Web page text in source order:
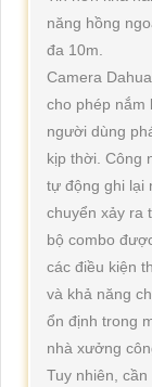
năng hồng
đa 10m.
Camera
cho phép nắm
người dùng
kịp thời. Công
tự động ghi lại
chuyển xảy ra
bộ combo
các điều kiện
và khả năng
ổn định trong
nhà xưởng
Tuy nhiên,